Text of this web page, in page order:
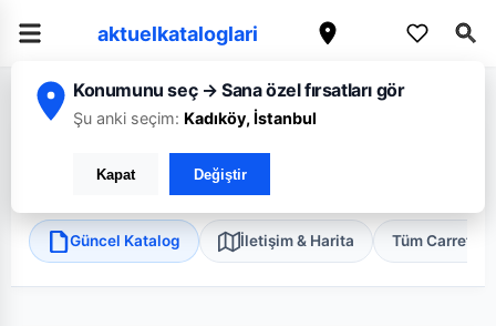
aktuelkataloglari
Konumunu seç → Sana özel fırsatları gör
Şu anki seçim: Kadıköy, İstanbul
Kapat Değiştir
Ana Sayfa/Kayseri/ CarrefourSA/Kayseri Bünyan Merkez Süper
Bünyan, Kayseri
Güncel Katalog İletişim & Harita Tüm